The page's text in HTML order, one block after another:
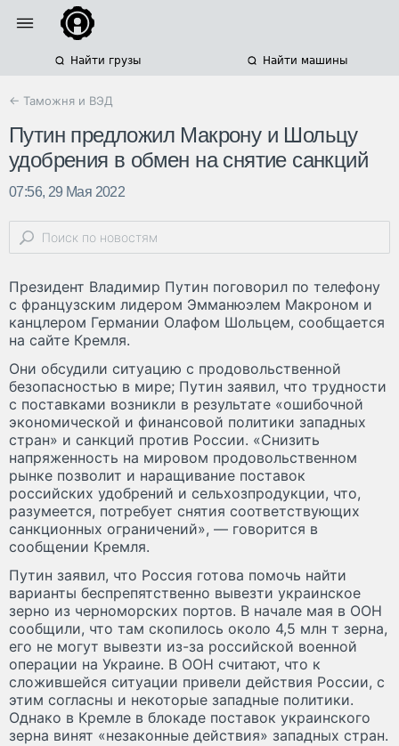
Найти грузы Найти машины
← Таможня и ВЭД
Путин предложил Макрону и Шольцу
удобрения в обмен на снятие санкций
07:56, 29 Мая 2022
Президент Владимир Путин поговорил по телефону
с французским лидером Эмманюэлем Макроном и
канцлером Германии Олафом Шольцем, сообщается
на сайте Кремля.
Они обсудили ситуацию с продовольственной
безопасностью в мире; Путин заявил, что трудности
с поставками возникли в результате «ошибочной
экономической и финансовой политики западных
стран» и санкций против России. «Снизить
напряженность на мировом продовольственном
рынке позволит и наращивание поставок
российских удобрений и сельхозпродукции, что,
разумеется, потребует снятия соответствующих
санкционных ограничений», — говорится в
сообщении Кремля.
Путин заявил, что Россия готова помочь найти
варианты беспрепятственно вывезти украинское
зерно из черноморских портов. В начале мая в ООН
сообщили, что там скопилось около 4,5 млн т зерна,
его не могут вывезти из-за российской военной
операции на Украине. В ООН считают, что к
сложившейся ситуации привели действия России, с
этим согласны и некоторые западные политики.
Однако в Кремле в блокаде поставок украинского
зерна винят «незаконные действия» западных стран.